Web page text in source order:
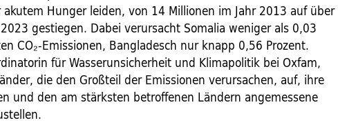
Hunger leiden, von 14 Millionen im Jahr 2013 auf über
gestiegen. ­Dabei verursacht Somalia weniger als 0,03
CO₂-Emissionen, Bangladesch nur knapp 0,56 Prozent.
für Wasserunsicherheit und Klimapolitik bei Oxfam,
die den Großteil der Emissionen verursachen, auf, ihre
und den am stärksten betroffenen Ländern angemessene